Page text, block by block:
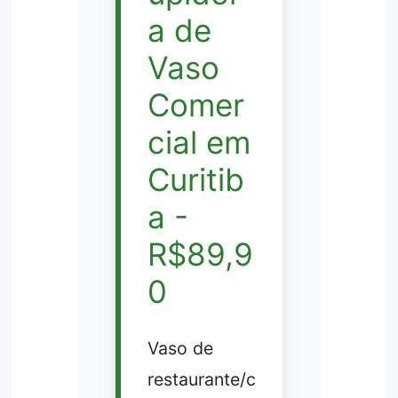
a de
Vaso
Comer
cial em
Curitib
a -
R$89,9
0
Vaso de
restaurante/c